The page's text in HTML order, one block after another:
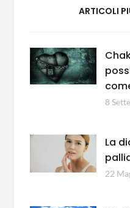
ARTICOLI
8
La
22